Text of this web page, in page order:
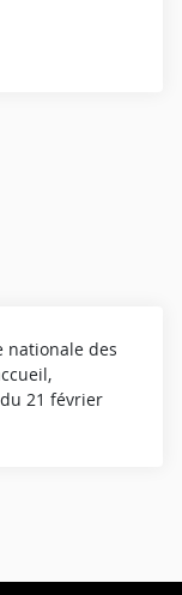
nationale des
21 février